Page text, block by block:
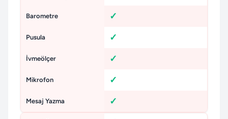
Barometre
Pusula
İvmeölçer
Mikrofon
Mesaj Yazma